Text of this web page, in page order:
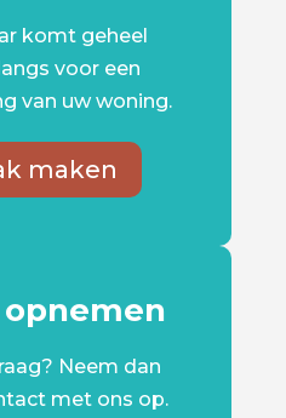
komt geheel
voor een
van uw woning.
maken
Neem dan
met ons op.